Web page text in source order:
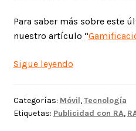
Para saber más sobre este
nuestro artículo “
Sigue leyendoRealidad
las
Categorías: Móvil,Tecnología
Etiquetas: Publicidad con RA,